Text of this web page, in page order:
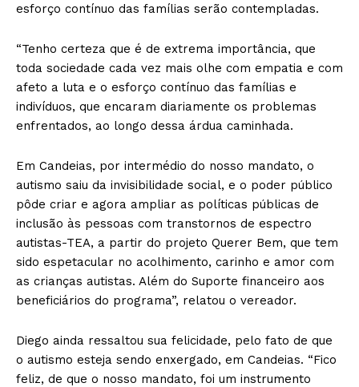
esforço contínuo das famílias serão contempladas.
“Tenho certeza que é de extrema importância, que
toda sociedade cada vez mais olhe com empatia e com
afeto a luta e o esforço contínuo das famílias e
indivíduos, que encaram diariamente os problemas
enfrentados, ao longo dessa árdua caminhada.
Em Candeias, por intermédio do nosso mandato, o
autismo saiu da invisibilidade social, e o poder público
pôde criar e agora ampliar as políticas públicas de
inclusão às pessoas com transtornos de espectro
autistas-TEA, a partir do projeto Querer Bem, que tem
sido espetacular no acolhimento, carinho e amor com
as crianças autistas. Além do Suporte financeiro aos
beneficiários do programa”, relatou o vereador.
Diego ainda ressaltou sua felicidade, pelo fato de que
o autismo esteja sendo enxergado, em Candeias. “Fico
feliz, de que o nosso mandato, foi um instrumento